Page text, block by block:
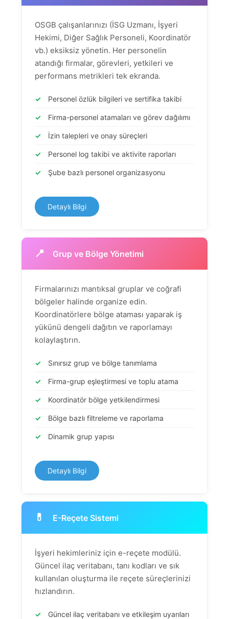
OSGB çalışanlarınızı (İSG Uzmanı, İşyeri
Hekimi, Diğer Sağlık Personeli, Koordinatör
vb.) eksiksiz yönetin. Her personelin
atandığı firmalar, görevleri, yetkileri ve
performans metrikleri tek ekranda.
✓ Personel özlük bilgileri ve sertifika takibi
✓ Firma-personel atamaları ve görev dağılımı
✓ İzin talepleri ve onay süreçleri
✓ Personel log takibi ve aktivite raporları
✓ Şube bazlı personel organizasyonu
Detaylı Bilgi
📍 Grup ve Bölge Yönetimi
Firmalarınızı mantıksal gruplar ve coğrafi
bölgeler halinde organize edin.
Koordinatörlere bölge ataması yaparak iş
yükünü dengeli dağıtın ve raporlamayı
kolaylaştırın.
✓ Sınırsız grup ve bölge tanımlama
✓ Firma-grup eşleştirmesi ve toplu atama
✓ Koordinatör bölge yetkilendirmesi
✓ Bölge bazlı filtreleme ve raporlama
✓ Dinamik grup yapısı
Detaylı Bilgi
💊 E-Reçete Sistemi
İşyeri hekimleriniz için e-reçete modülü.
Güncel ilaç veritabanı, tanı kodları ve sık
kullanılan oluşturma ile reçete süreçlerinizi
hızlandırın.
✓ Güncel ilaç veritabanı ve etkileşim uyarıları